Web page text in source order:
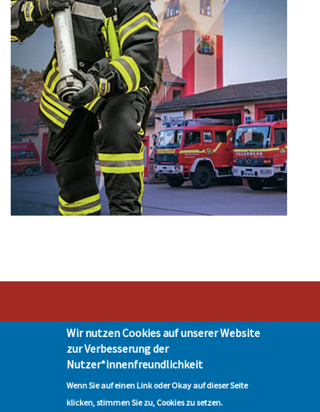
Stadt Hohen Neuendorf • Oranienburger Str. 2 • 16540 Hohen Neuendorf •
Telefon 03303-528-0
Impressum|Presse| Datenschutz| © Hohen-Neuendorf.de, Alle Rechte
vorbehalten - Vervielfältigung nur mit unserer Genehmigung
Wir nutzen Cookies auf unserer Website
zur Verbesserung der
Nutzer*innenfreundlichkeit
Wenn Sie auf einen Link oder Okay auf dieser Seite
klicken, stimmen Sie zu, Cookies zu setzen.